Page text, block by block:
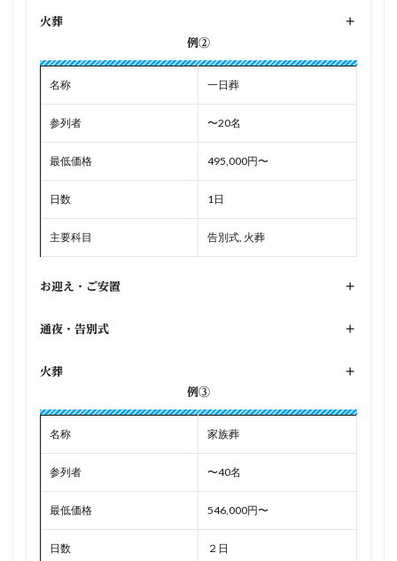
火葬
+
例②
名称 一日葬
参列者 〜20名
最低価格 495,000円〜
日数 1日
主要科目 告別式, 火葬
お迎え・ご安置 +
通夜・告別式 +
火葬
+
例③
名称 家族葬
参列者 〜40名
最低価格 546,000円〜
日数 ２日